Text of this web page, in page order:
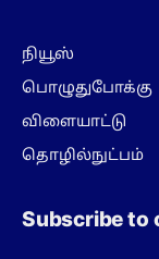
நியூஸ்
பொழுதுபோக்கு
விளையாட்டு
தொழில்நுட்பம்
Subscribe to